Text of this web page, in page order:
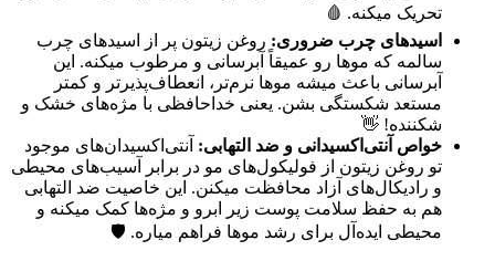
تحریک میکنه. 🩸
اسیدهای چرب ضروری: روغن زیتون پر از اسیدهای چرب
سالمه که موها رو عمیقاً آبرسانی و مرطوب میکنه. این
آبرسانی باعث میشه موها نرم‌تر، انعطاف‌پذیرتر و کمتر
مستعد شکستگی بشن. یعنی خداحافظی با مژه‌های خشک و
شکننده! 👋
خواص آنتی‌اکسیدانی و ضد التهابی: آنتی‌اکسیدان‌های موجود
تو روغن زیتون از فولیکول‌های مو در برابر آسیب‌های محیطی
و رادیکال‌های آزاد محافظت میکنن. این خاصیت ضد التهابی
هم به حفظ سلامت پوست زیر ابرو و مژه‌ها کمک میکنه و
محیطی ایده‌آل برای رشد موها فراهم میاره. 🛡️